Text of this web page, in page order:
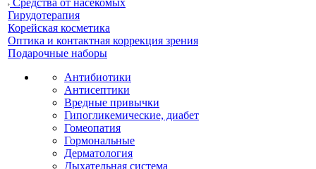
Средства от насекомых
Гирудотерапия
Корейская косметика
Оптика и контактная коррекция зрения
Подарочные наборы
Антибиотики
Антисептики
Вредные привычки
Гипогликемические, диабет
Гомеопатия
Гормональные
Дерматология
Дыхательная система